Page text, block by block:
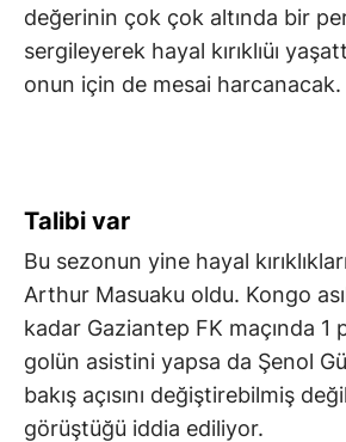
değerinin çok çok altında bir
sergileyerek hayal kırıklıüı
onun için de mesai harcanacak.
Talibi var
Bu sezonun yine hayal
Arthur Masuaku oldu. Kongo
kadar Gaziantep FK maçında 1
golün asistini yapsa da Şenol
bakış açısını değiştirebilmiş
görüştüğü iddia ediliyor.